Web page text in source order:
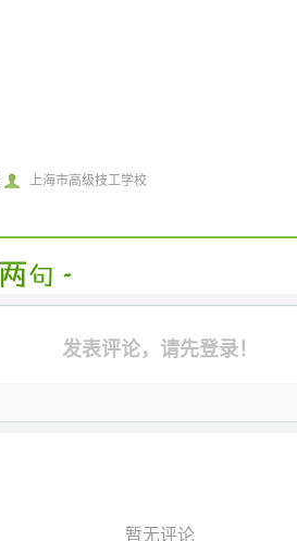
上海市高级技工学校
发表评论，请先登录！
暂无评论